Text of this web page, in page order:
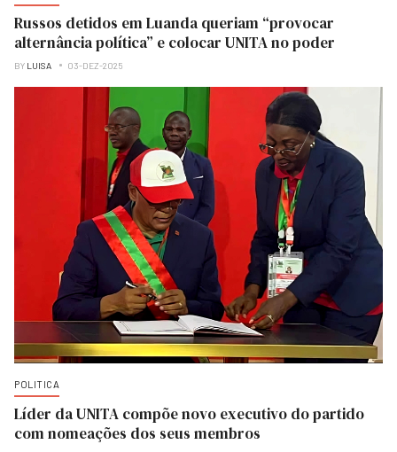
Russos detidos em Luanda queriam “provocar
alternância política” e colocar UNITA no poder
BY LUISA 03-DEZ-2025
POLITICA
Líder da UNITA compõe novo executivo do partido
com nomeações dos seus membros